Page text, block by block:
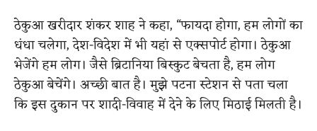
ठेकुआ खरीदार शंकर शाह ने कहा, “फायदा होगा, हम लोगों का
धंधा चलेगा, देश-विदेश में भी यहां से एक्सपोर्ट होगा। ठेकुआ
भेजेंगे हम लोग। जैसे ब्रिटानिया बिस्कुट बेचता है, हम लोग
ठेकुआ बेचेंगे। अच्छी बात है। मुझे पटना स्‍टेशन से पता चला
कि इस दुकान पर शादी-विवाह में देने के लिए मिठाई मिलती है।